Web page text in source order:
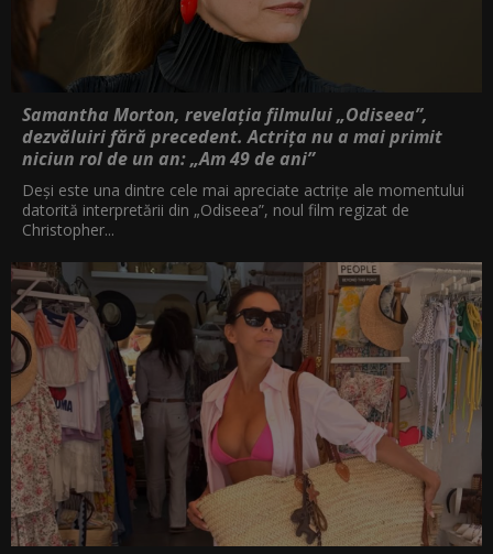
Samantha Morton, revelația filmului „Odiseea”,
dezvăluiri fără precedent. Actrița nu a mai primit
niciun rol de un an: „Am 49 de ani”
Deși este una dintre cele mai apreciate actrițe ale momentului
datorită interpretării din „Odiseea”, noul film regizat de
Christopher...